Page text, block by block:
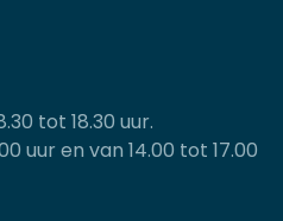
tot 18.30 uur.
uur en van 14.00 tot 17.00